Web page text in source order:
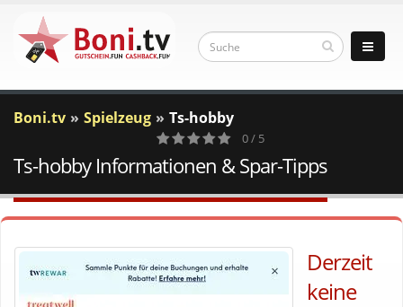
Boni.tv Spielzeug Ts-hobby
0
Votes
0 / 5
Ts-hobby Informationen & Spar-Tipps
Derzeit
keine